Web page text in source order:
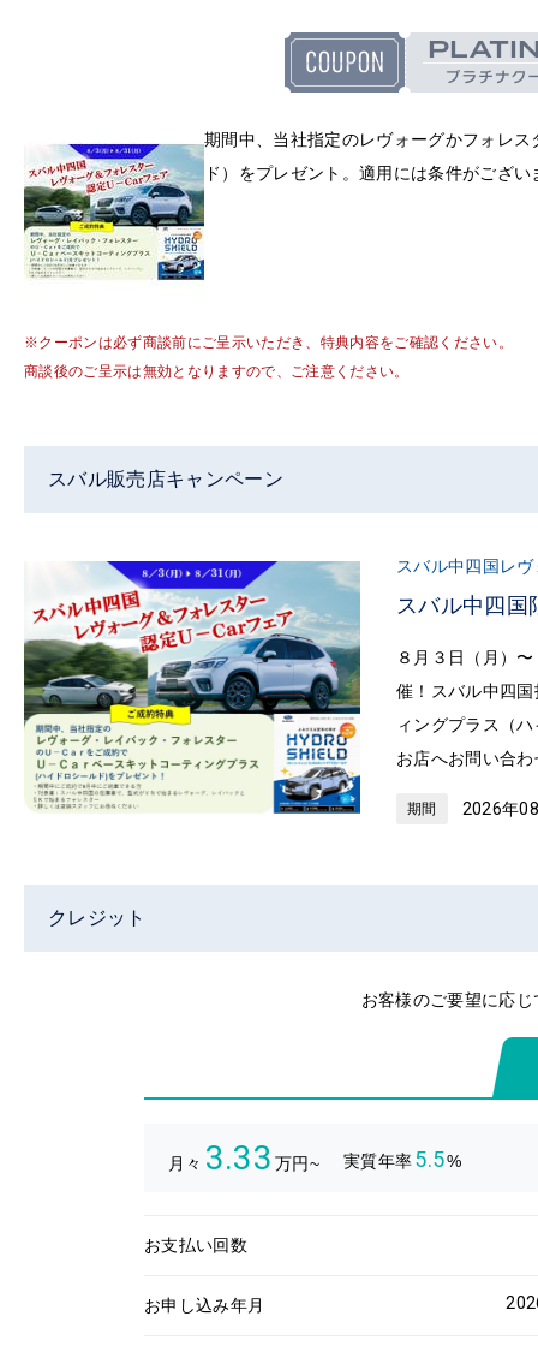
期間中、当社指定のレヴォーグかフォレ
ド）をプレゼント。適用には条件がござ
※クーポンは必ず商談前にご呈示いただき、特典内容をご確認ください。
商談後のご呈示は無効となりますので、ご注意ください。
スバル販売店キャンペーン
スバル中四国レ
スバル中四国
８月３日（月）
催！スバル中四
ィングプラス（
お店へお問い合
期間 2026年
クレジット
お客様のご要望に応
月々 3.33 万円~ 実質年率5.5%
お支払い回数
お申し込み年月